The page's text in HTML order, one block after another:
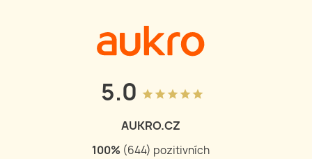
5.0 grade grade grade grade grade
AUKRO.CZ
100% (644) pozitivních